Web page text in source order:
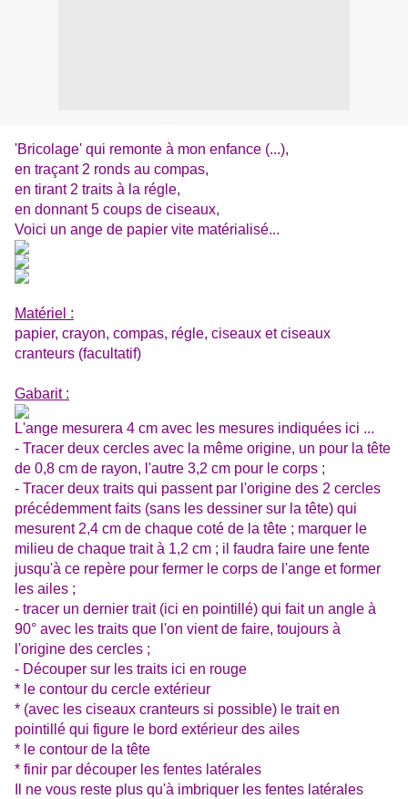
'Bricolage' qui remonte à mon enfance (...),
en traçant 2 ronds au compas,
en tirant 2 traits à la régle,
en donnant 5 coups de ciseaux,
Voici un ange de papier vite matérialisé...
Matériel :
papier, crayon, compas, régle, ciseaux et ciseaux
cranteurs (facultatif)
Gabarit :
L'ange mesurera 4 cm avec les mesures indiquées ici ...
- Tracer deux cercles avec la même origine, un pour la tête
de 0,8 cm de rayon, l'autre 3,2 cm pour le corps ;
- Tracer deux traits qui passent par l'origine des 2 cercles
précédemment faits (sans les dessiner sur la tête) qui
mesurent 2,4 cm de chaque coté de la tête ; marquer le
milieu de chaque trait à 1,2 cm ; il faudra faire une fente
jusqu'à ce repère pour fermer le corps de l'ange et former
les ailes ;
- tracer un dernier trait (ici en pointillé) qui fait un angle à
90° avec les traits que l'on vient de faire, toujours à
l'origine des cercles ;
- Découper sur les traits ici en rouge
* le contour du cercle extérieur
* (avec les ciseaux cranteurs si possible) le trait en
pointillé qui figure le bord extérieur des ailes
* le contour de la tête
* finir par découper les fentes latérales
Il ne vous reste plus qu'à imbriquer les fentes latérales